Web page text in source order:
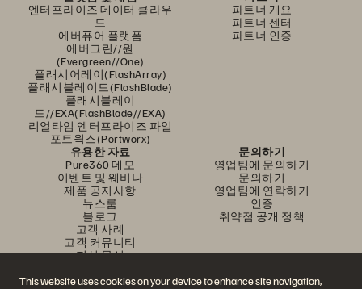
This website uses cookies on your device to enhance site navigation,
엔터프라이즈 데이터 클라우
드
에버퓨어 플랫폼
에버그린//원
(Evergreen//One)
플래시어레이(FlashArray)
플래시블레이드(FlashBlade)
플래시블레이
드//EXA(FlashBlade//EXA)
리얼타임 엔터프라이즈 파일
포트웍스(Portworx)
파트너 개요
파트너 센터
파트너 인증
유용한 자료
Pure360 데모
이벤트 및 웨비나
제품 공지사항
뉴스룸
블로그
고객 사례
고객 커뮤니티
지식 문서
문의하기
영업팀에 문의하기
문의하기
영업팀에 연락하기
인증
취약점 공개 정책